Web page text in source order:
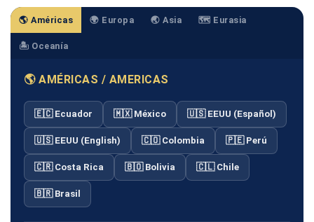
🌎 Américas 🌍 Europa 🌏 Asia 🗺️ Eurasia
🏝️ Oceanía
🌎 AMÉRICAS / AMERICAS
🇪🇨 Ecuador 🇲🇽 México 🇺🇸 EEUU (Español)
🇺🇸 EEUU (English) 🇨🇴 Colombia 🇵🇪 Perú
🇨🇷 Costa Rica 🇧🇴 Bolivia 🇨🇱 Chile
🇧🇷 Brasil